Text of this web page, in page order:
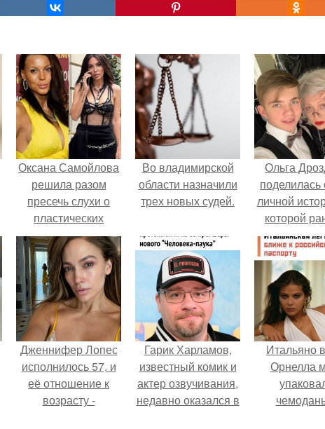
Оксана Самойлова
решила разом
пресечь слухи о
пластических
операциях и
публично
прояснила
ситуацию.
Во владимирской
области назначили
трех новых судей.
Ольга
поделилась
личной
которой
почти не
Дженнифер Лопес
исполнилось 57, и
её отношение к
возрасту -
Гарик Харламов,
известный комик и
актер озвучивания,
недавно оказался в
Итальяно
Орнелла